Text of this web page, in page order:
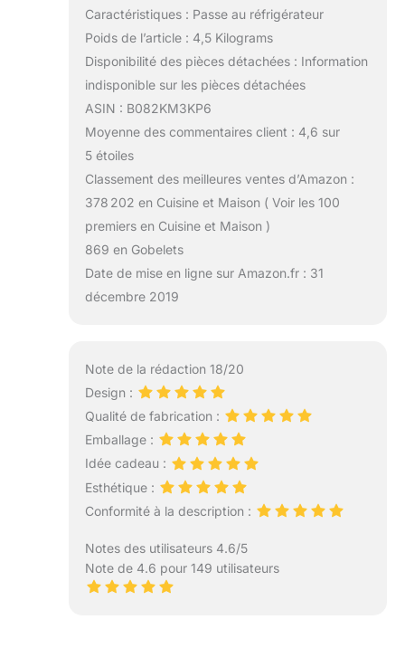
Caractéristiques : Passe au réfrigérateur
Poids de l’article : 4,5 Kilograms
Disponibilité des pièces détachées : Information
indisponible sur les pièces détachées
ASIN : B082KM3KP6
Moyenne des commentaires client : 4,6 sur
5 étoiles
Classement des meilleures ventes d’Amazon :
378 202 en Cuisine et Maison ( Voir les 100
premiers en Cuisine et Maison )
869 en Gobelets
Date de mise en ligne sur Amazon.fr : 31
décembre 2019
Note de la rédaction 18/20
Design :
Qualité de fabrication :
Emballage :
Idée cadeau :
Esthétique :
Conformité à la description :
Notes des utilisateurs 4.6/5
Note de 4.6 pour 149 utilisateurs